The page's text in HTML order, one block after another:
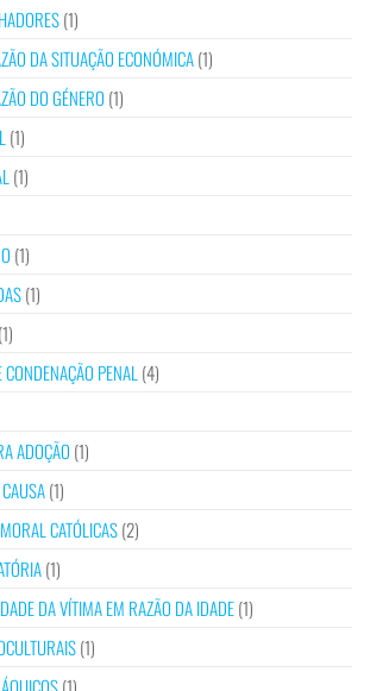
(1)
DA SITUAÇÃO ECONÓMICA(1)
DO GÉNERO (1)
(1)
(1)
(1)
(1)
(1)
PENAL (4)
ADOÇÃO (1)
(1)
CATÓLICAS(2)
(1)
DA VÍTIMA EM RAZÃO DA IDADE(1)
(1)